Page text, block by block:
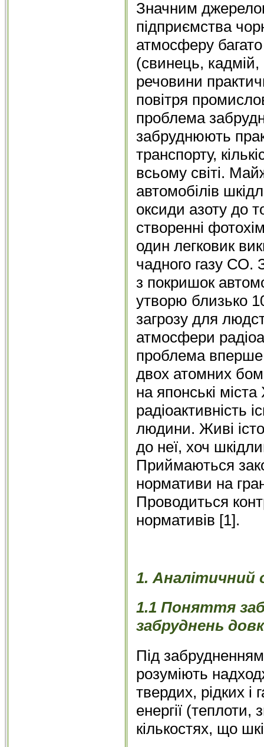
Значним
підприємства
атмосферу
(свинець, кадмій,
речовини
повітря
проблема
забруднюють
транспорту,
всьому світі.
автомобілів
оксиди азоту до
створенні
один легковик
чадного газу СО.
з покришок
утворю близько
загрозу для
атмосфери
проблема вперше
двох атомних
на японські
радіоактивність
людини. Живі
до неї, хоч
Приймаються
нормативи на
Проводиться
нормативів [1].
1. Аналітичний
1.1 Поняття
забруднень
Під
розуміють
твердих, рідких і
енергії (теплоти,
кількостях, що